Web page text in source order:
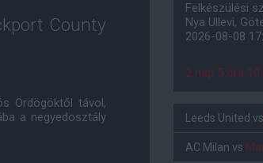
County
Ördögöktől távol,
a negyedosztály
Felkészülési
Nya Ullevi,
2026-08-08
2 nap 5 óra
Leeds United vs
AC Milan vs